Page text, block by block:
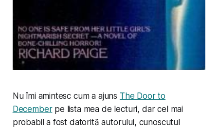
Nu îmi amintesc cum a ajuns The Door to
Decemberpe lista mea de lecturi, dar cel mai
probabil a fost datorită autorului, cunoscutul